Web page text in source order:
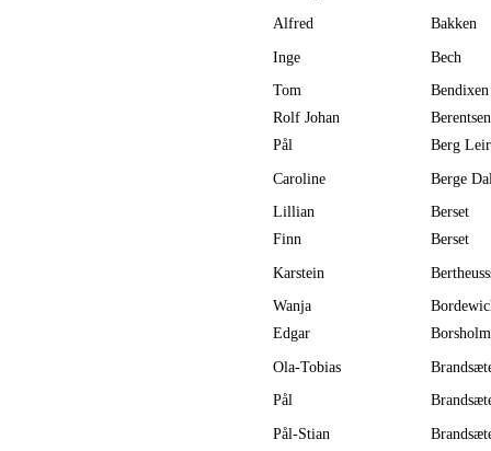
Alfred
Bakken
Inge
Bech
Tom
Bendixen
Rolf Johan
Berentsen
Pål
Berg
Caroline
Berge
Lillian
Berset
Finn
Berset
Karstein
Wanja
Edgar
Borsholm
Ola-Tobias
Pål
Pål-Stian